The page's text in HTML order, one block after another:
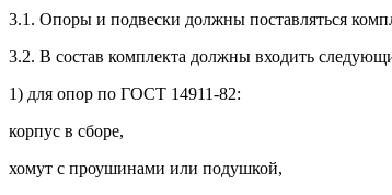
3.1. Опоры и подвески должны поставляться
3.2. В состав комплекта должны входить
1) для опор по ГОСТ 14911-82:
корпус в сборе,
хомут с проушинами или подушкой,